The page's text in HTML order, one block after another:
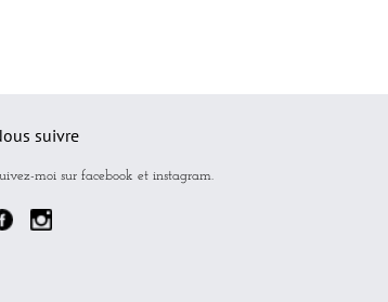
suivre
moi sur facebook et instagram.